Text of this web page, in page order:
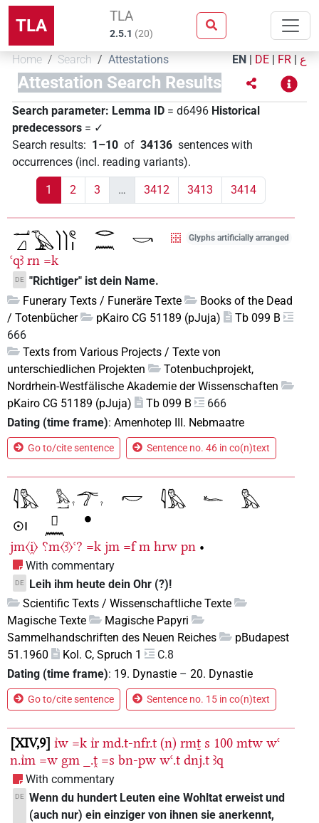
TLA TLA
2.5.1 (20)
Home Search Attestations EN | DE | FR | ع
Attestation Search Results
Search parameter: Lemma ID = d6496 Historical
predecessors = ✓
Search results: 1–10 of 34136 sentences with
occurrences (incl. reading variants).
1 2 3 … 3412 3413 3414
Glyphs artificially arranged
ꜥqꜣ rn =k
DE "Richtiger" ist dein Name.
Funerary Texts / Funeräre Texte
Books of the Dead
/ Totenbücher
pKairo CG 51189 (pJuja)
Tb 099 B
666
Texts from Various Projects / Texte von
unterschiedlichen Projekten
Totenbuchprojekt,
Nordrhein-Westfälische Akademie der Wissenschaften
pKairo CG 51189 (pJuja)
Tb 099 B
666
Dating (time frame): Amenhotep III. Nebmaatre
Go to/cite sentence Sentence no. 46 in co(n)text
jm〈i̯〉 ⸮m〈ꜣ〉ꜥ? =k jm =f m hrw pn •
With commentary
DE
Leih ihm heute dein Ohr (?)!
Scientific Texts / Wissenschaftliche Texte
Magische Texte
Magische Papyri
Sammelhandschriften des Neuen Reiches
pBudapest
51.1960
Kol. C, Spruch 1
C.8
Dating (time frame): 19. Dynastie – 20. Dynastie
Go to/cite sentence Sentence no. 15 in co(n)text
XIV,9 ı͗w =k ı͗r md.t-nfr.t (n) rmṯ s 100 mtw wꜥ
n.ı͗m =w gm _.ṱ =s bn-pw wꜥ.t dnj.t ꜣq
With commentary
DE Wenn du hundert Leuten eine Wohltat erweist und
(auch nur) ein einziger von ihnen sie anerkennt,